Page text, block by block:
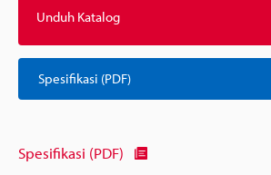
Unduh Katalog
Spesifikasi (PDF)
Spesifikasi (PDF)